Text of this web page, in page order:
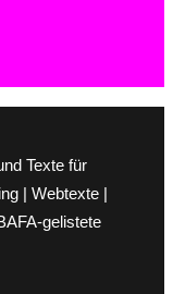
Texte für
| Webtexte |
gelistete